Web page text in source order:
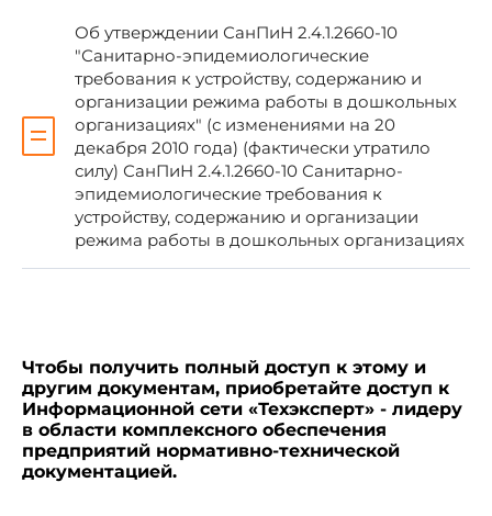
Г.Онищенко
Зарегистрировано
УТВЕРЖДЕНЫ
главным государственным санитарным
врачом Российской Федерации
25 марта 2003 года
Дата введения: 20 июня 2003 года
Об утверждении СанПиН 2.4.1.2660-10
"Санитарно-эпидемиологические
требования к устройству, содержанию и
организации режима работы в дошкольных
организациях" (с изменениями на 20
декабря 2010 года) (фактически утратило
силу) СанПиН 2.4.1.2660-10 Санитарно-
эпидемиологические требования к
устройству, содержанию и организации
режима работы в дошкольных организациях
Чтобы получить полный доступ к этому и
другим документам, приобретайте доступ к
Информационной сети «Техэксперт» - лидеру
в области комплексного обеспечения
предприятий нормативно-технической
документацией.